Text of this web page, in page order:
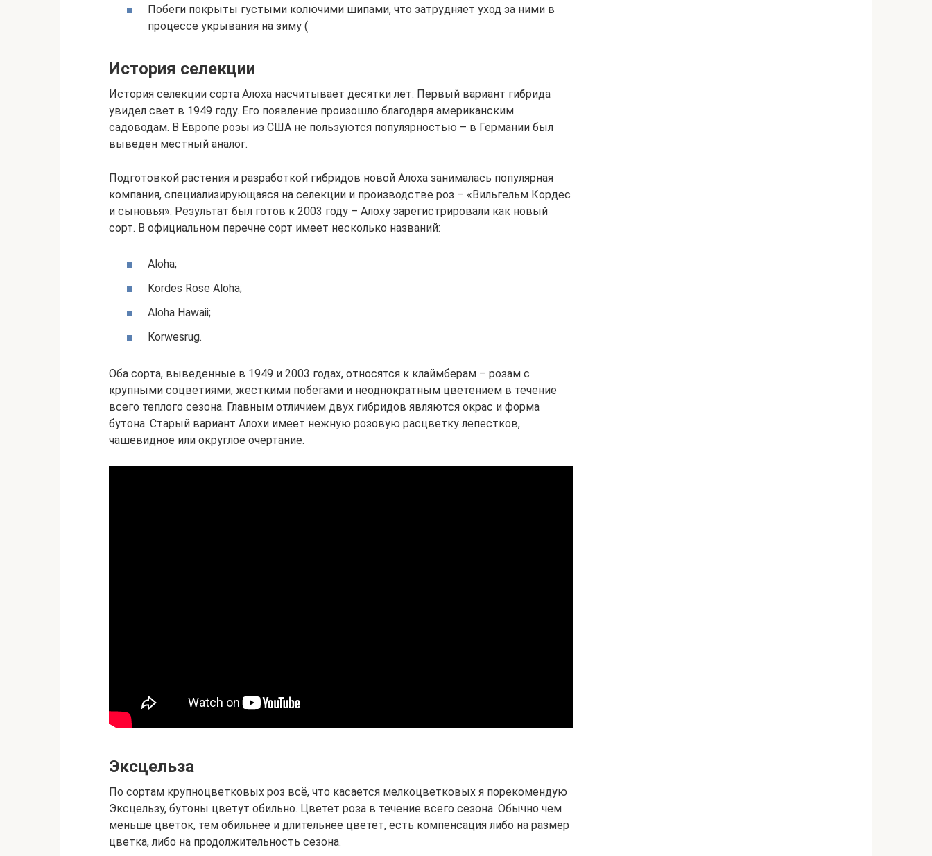
Побеги покрыты густыми колючими шипами, что затрудняет уход за ними в
процессе укрывания на зиму (
История селекции
История селекции сорта Алоха насчитывает десятки лет. Первый вариант гибрида
увидел свет в 1949 году. Его появление произошло благодаря американским
садоводам. В Европе розы из США не пользуются популярностью – в Германии был
выведен местный аналог.
Подготовкой растения и разработкой гибридов новой Алоха занималась популярная
компания, специализирующаяся на селекции и производстве роз – «Вильгельм Кордес
и сыновья». Результат был готов к 2003 году – Алоху зарегистрировали как новый
сорт. В официальном перечне сорт имеет несколько названий:
Aloha;
Kordes Rose Aloha;
Aloha Hawaii;
Korwesrug.
Оба сорта, выведенные в 1949 и 2003 годах, относятся к клаймберам – розам с
крупными соцветиями, жесткими побегами и неоднократным цветением в течение
всего теплого сезона. Главным отличием двух гибридов являются окрас и форма
бутона. Старый вариант Алохи имеет нежную розовую расцветку лепестков,
чашевидное или округлое очертание.
Эксцельза
По сортам крупноцветковых роз всё, что касается мелкоцветковых я порекомендую
Эксцельзу, бутоны цветут обильно. Цветет роза в течение всего сезона. Обычно чем
меньше цветок, тем обильнее и длительнее цветет, есть компенсация либо на размер
цветка, либо на продолжительность сезона.